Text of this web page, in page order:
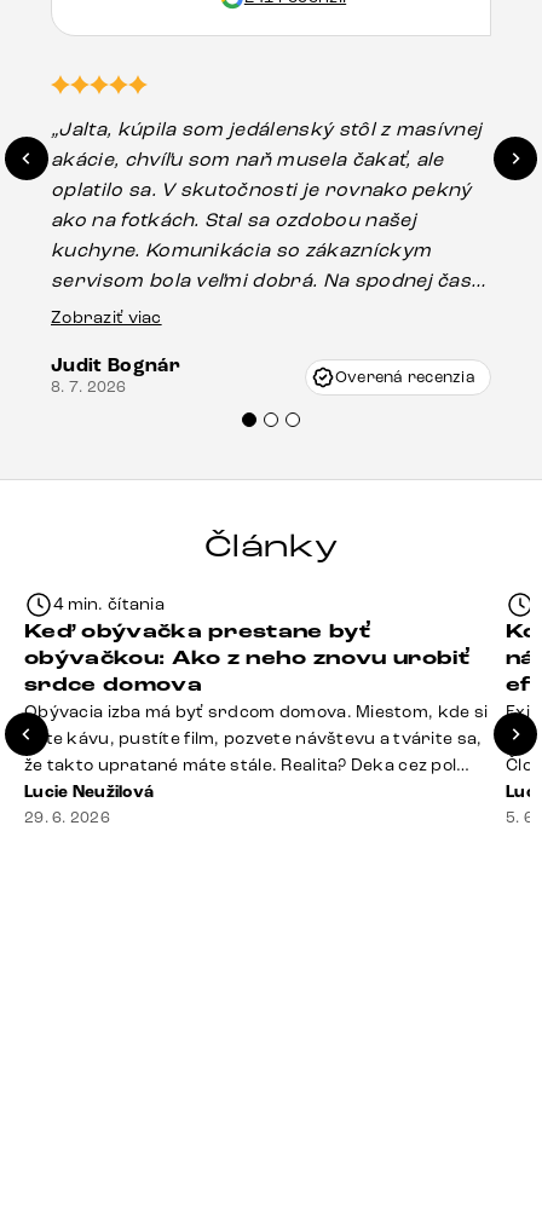
„Jalta, kúpila som jedálenský stôl z masívnej
akácie, chvíľu som naň musela čakať, ale
oplatilo sa. V skutočnosti je rovnako pekný
ako na fotkách. Stal sa ozdobou našej
kuchyne. Komunikácia so zákazníckym
servisom bola veľmi dobrá. Na spodnej časti
stola bolo malé poškodenie, pravdepodobne
Vincze pri riešení mojej záležitosti pristúpili
veľmi korektne. Odporúčam produkty Delife
Zobraziť viac
Judit Bognár
8. 7. 2026 Overená recenzia
Články
4 min. čítania
Keď obývačka prestane byť
obývačkou: Ako z neho znovu urobiť
srdce domova
Obývacia izba má byť srdcom domova. Miestom, kde si
dáte kávu, pustíte film, pozvete návštevu a tvárite sa,
že takto upratané máte stále. Realita? Deka cez pol
sedačky, ovládač záhadne zmizol, konferenčný stolík
slúži ako odkladisko všetkého od účteniek po balzam
Lucie Neužilová
29. 6. 2026
si
5.